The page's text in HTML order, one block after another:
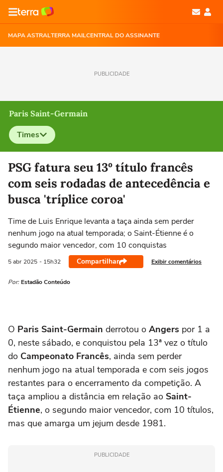
MAPA ASTRALTERRA MAILCENTRAL DO ASSINANTE
PUBLICIDADE
Paris Saint-Germain
Times
Selecione o time para ver as notícias
PSG fatura seu 13º título francês
com seis rodadas de antecedência e
busca 'tríplice coroa'
Time de Luis Enrique levanta a taça ainda sem perder
nenhum jogo na atual temporada; o Saint-Étienne é o
segundo maior vencedor, com 10 conquistas
5 abr 2025 - 15h32 Compartilhar Exibir comentários
Por: Estadão Conteúdo
O Paris Saint-Germain derrotou o Angers por 1 a
0, neste sábado, e conquistou pela 13ª vez o título
do Campeonato Francês, ainda sem perder
nenhum jogo na atual temporada e com seis jogos
restantes para o encerramento da competição. A
taça ampliou a distância em relação ao Saint-
Étienne, o segundo maior vencedor, com 10 títulos,
mas que amarga um jejum desde 1981.
PUBLICIDADE